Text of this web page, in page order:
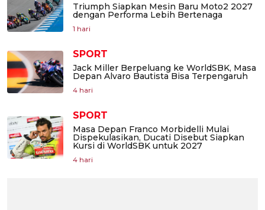
Triumph Siapkan Mesin Baru Moto2 2027
dengan Performa Lebih Bertenaga
1 hari
SPORT
Jack Miller Berpeluang ke WorldSBK, Masa
Depan Alvaro Bautista Bisa Terpengaruh
4 hari
SPORT
Masa Depan Franco Morbidelli Mulai
Dispekulasikan, Ducati Disebut Siapkan
Kursi di WorldSBK untuk 2027
4 hari